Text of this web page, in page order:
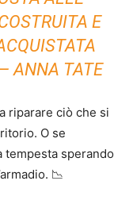
E
ANNA TATE
riparare ciò che si
O se
tempesta sperando
📉